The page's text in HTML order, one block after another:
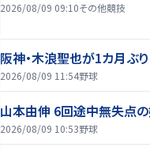
2026/08/09 09:10その他競技
阪神・木浪聖也が1カ月ぶ
2026/08/09 11:54野球
山本由伸 6回途中無失点
2026/08/09 10:53野球